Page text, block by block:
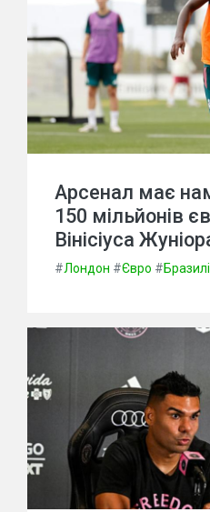
Арсенал має
150 мільйонів
Вінісіуса
#Лондон #Євро #